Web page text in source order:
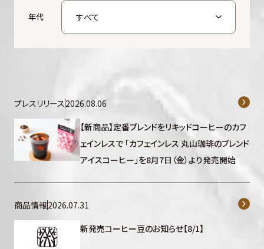
年代
プレスリリース2026.08.06
【新商品】定番ブレンドをリキッドコーヒーのカフ
ェインレスで 「カフェインレス 丸山珈琲のブレンド
アイスコーヒー」を8月7日（金）より発売開始
商品情報2026.07.31
新発売コーヒー豆のお知らせ【8/1】